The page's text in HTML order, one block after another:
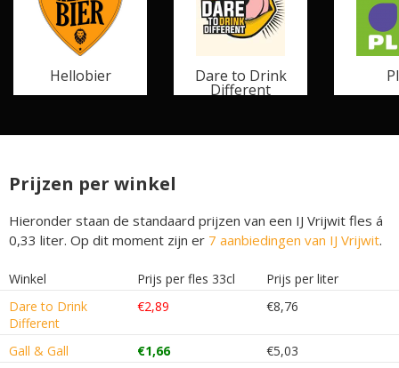
Hellobier Dare to Drink
Different
Prijzen per winkel
Hieronder staan de standaard prijzen van een IJ Vrijwit fles á
0,33 liter. Op dit moment zijn er 7 aanbiedingen van IJ Vrijwit.
Winkel Prijs per fles 33cl
Prijs per liter
Dare to Drink
Different
€2,89 €8,76
Gall & Gall €1,66
€5,03